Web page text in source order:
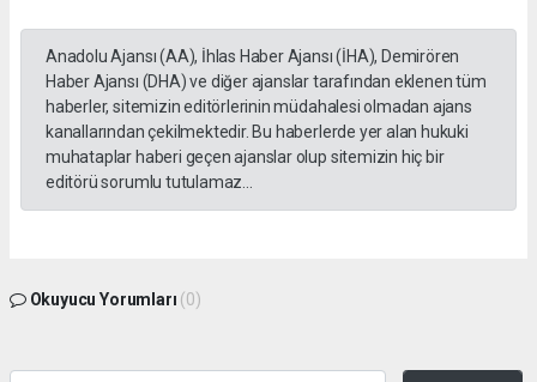
Anadolu Ajansı (AA), İhlas Haber Ajansı (İHA), Demirören
Haber Ajansı (DHA) ve diğer ajanslar tarafından eklenen tüm
haberler, sitemizin editörlerinin müdahalesi olmadan ajans
kanallarından çekilmektedir. Bu haberlerde yer alan hukuki
muhataplar haberi geçen ajanslar olup sitemizin hiç bir
editörü sorumlu tutulamaz...
Okuyucu Yorumları (0)